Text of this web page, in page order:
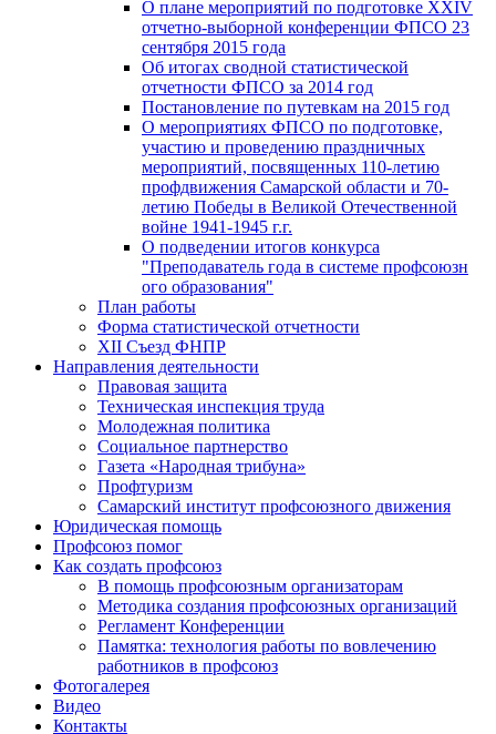
О плане мероприятий по подготовке XXIV
отчетно-выборной конференции ФПСО 23
сентября 2015 года
Об итогах сводной статистической
отчетности ФПСО за 2014 год
Постановление по путевкам на 2015 год
О мероприятиях ФПСО по подготовке,
участию и проведению праздничных
мероприятий, посвященных 110-летию
профдвижения Самарской области и 70-
летию Победы в Великой Отечественной
войне 1941-1945 г.г.
О подведении итогов конкурса
"Преподаватель года в системе профсоюзн
ого образования"
План работы
Форма статистической отчетности
XII Съезд ФНПР
Направления деятельности
Правовая защита
Техническая инспекция труда
Молодежная политика
Социальное партнерство
Газета «Народная трибуна»
Профтуризм
Самарский институт профсоюзного движения
Юридическая помощь
Профсоюз помог
Как создать профсоюз
В помощь профсоюзным организаторам
Методика создания профсоюзных организаций
Регламент Конференции
Памятка: технология работы по вовлечению
работников в профсоюз
Фотогалерея
Видео
Контакты